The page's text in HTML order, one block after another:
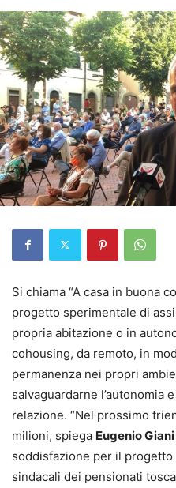
Si chiama “A casa in buona
progetto sperimentale di
propria abitazione o in
cohousing, da remoto, in
permanenza nei propri
salvaguardarne l’autonomia
relazione. “Nel prossimo
milioni, spiega Eugenio Giani
soddisfazione per il
sindacali dei pensionati